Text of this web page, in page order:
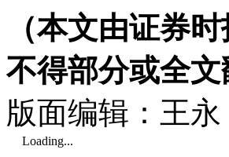
（本文由证券
不得部分或全
版面编辑：王永
Loading...